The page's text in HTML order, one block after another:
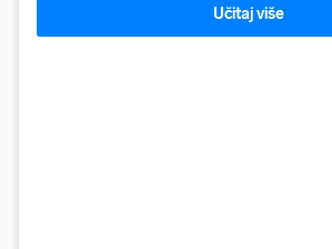
Učitaj više